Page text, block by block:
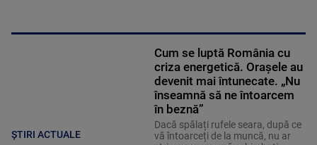
ȘTIRI ACTUALE
Cum se luptă România cu
criza energetică. Orașele au
devenit mai întunecate. „Nu
înseamnă să ne întoarcem
în beznă”
Dacă spălați rufele seara, după ce
vă întoarceți de la muncă, nu ar